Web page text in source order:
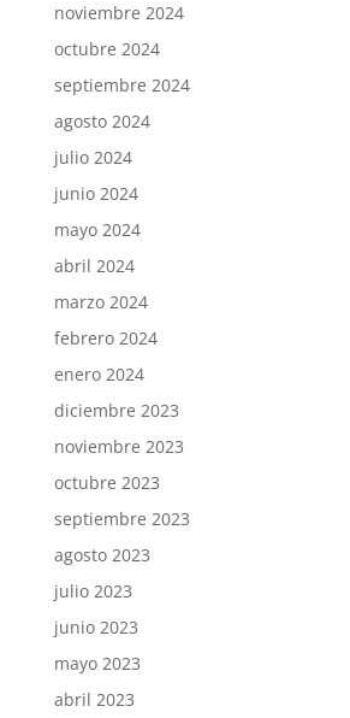
noviembre 2024
octubre 2024
septiembre 2024
agosto 2024
julio 2024
junio 2024
mayo 2024
abril 2024
marzo 2024
febrero 2024
enero 2024
diciembre 2023
noviembre 2023
octubre 2023
septiembre 2023
agosto 2023
julio 2023
junio 2023
mayo 2023
abril 2023